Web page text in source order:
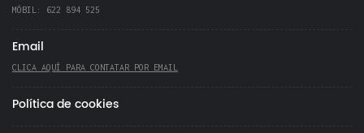
MÓBIL: 622 894 525
Email
CLICA AQUÍ PARA CONTATAR POR EMAIL
Política de cookies